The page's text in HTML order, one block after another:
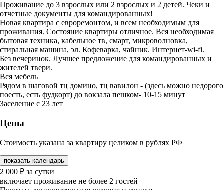
Проживание до 3 взрослых или 2 взрослых и 2 детей. Чеки и
отчетные документы для командированных!
Новая квартира с евроремонтом, и всем необходимым для
проживания. Состояние квартиры отличное. Вся необходимая
бытовая техника, кабельное тв, смарт, микроволновка,
стиральная машина, эл. Кофеварка, чайник. Интернет-wi-fi.
Без вечеринок. Лучшее предложение для командированных и
жителей твери.
Вся мебель
Рядом в шаговой тц домино, тц вавилон - (здесь можно недорого
поесть, есть фудкорт) до вокзала пешком- 10-15 минут
Заселение с 23 лет
Цены
Стоимость указана за квартиру целиком в рублях РФ
показать календарь
2 000 ₽ за сутки
включает проживание не более 2 гостей